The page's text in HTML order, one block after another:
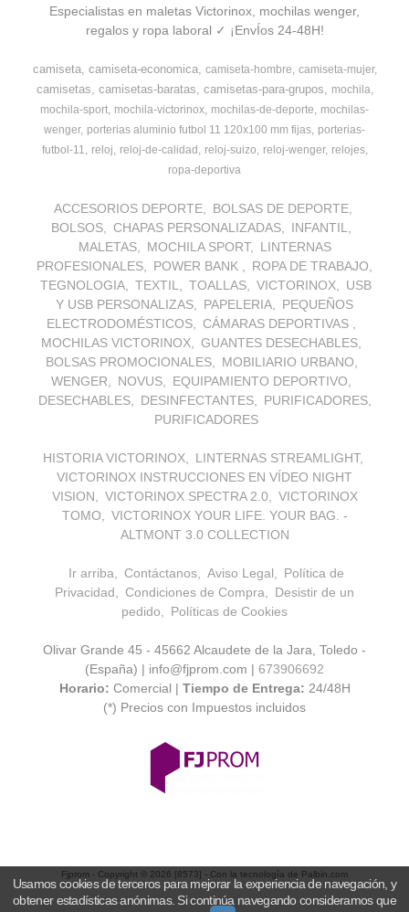
Especialistas en maletas Victorinox, mochilas wenger,
regalos y ropa laboral ✓ ¡EnvÍos 24-48H!
camiseta camiseta-economica camiseta-hombre camiseta-mujer
camisetas camisetas-baratas camisetas-para-grupos
mochila
mochila-sport mochila-victorinox mochilas-de-deporte
mochilas-
wenger porterias aluminio futbol 11 120x100 mm fijas porterias-
futbol-11
reloj reloj-de-calidad reloj-suizo reloj-wenger
relojes
ropa-deportiva
ACCESORIOS DEPORTE
BOLSAS DE DEPORTE
BOLSOS
CHAPAS PERSONALIZADAS
INFANTIL
MALETAS
MOCHILA SPORT
LINTERNAS
PROFESIONALES
POWER BANK
ROPA DE TRABAJO
TEGNOLOGIA
TEXTIL TOALLAS VICTORINOX
USB
Y USB PERSONALIZAS
PAPELERIA
PEQUEÑOS
ELECTRODOMÉSTICOS
CÁMARAS DEPORTIVAS
MOCHILAS VICTORINOX
GUANTES DESECHABLES
BOLSAS PROMOCIONALES
MOBILIARIO URBANO
WENGER
NOVUS
EQUIPAMIENTO DEPORTIVO
DESECHABLES
DESINFECTANTES
PURIFICADORES
PURIFICADORES
HISTORIA VICTORINOX
LINTERNAS STREAMLIGHT
VICTORINOX INSTRUCCIONES EN VÍDEO NIGHT
VISION
VICTORINOX SPECTRA 2.0
VICTORINOX
TOMO
VICTORINOX YOUR LIFE. YOUR BAG. -
ALTMONT 3.0 COLLECTION
Ir arriba Contáctanos Aviso Legal
Política de
Privacidad
Condiciones de Compra
Desistir de un
pedido
Políticas de Cookies
Olivar Grande 45 - 45662 Alcaudete de la Jara, Toledo -
(España) | info@fjprom.com | 673906692
Horario: Comercial | Tiempo de Entrega: 24/48H
(*) Precios con Impuestos incluidos
Fjprom - Copyright © 2026 [8573] - Con la tecnología de Palbin.com
Usamos cookies de terceros para mejorar la experiencia de navegación, y
obtener estadísticas anónimas. Si continúa navegando consideramos que